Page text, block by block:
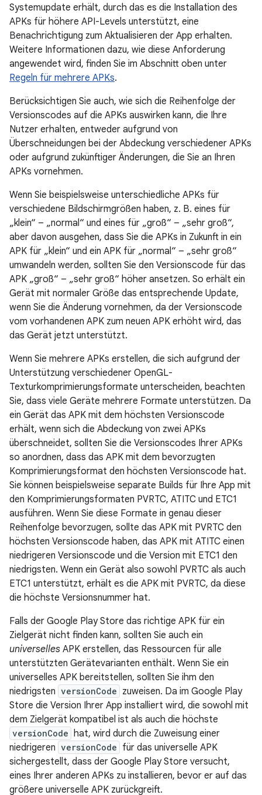
Systemupdate erhält, durch das es die Installation des
APKs für höhere API-Levels unterstützt, eine
Benachrichtigung zum Aktualisieren der App erhalten.
Weitere Informationen dazu, wie diese Anforderung
angewendet wird, finden Sie im Abschnitt oben unter
Regeln für mehrere APKs.
Berücksichtigen Sie auch, wie sich die Reihenfolge der
Versionscodes auf die APKs auswirken kann, die Ihre
Nutzer erhalten, entweder aufgrund von
Überschneidungen bei der Abdeckung verschiedener APKs
oder aufgrund zukünftiger Änderungen, die Sie an Ihren
APKs vornehmen.
Wenn Sie beispielsweise unterschiedliche APKs für
verschiedene Bildschirmgrößen haben, z. B. eines für
„klein“ – „normal“ und eines für „groß“ – „sehr groß“,
aber davon ausgehen, dass Sie die APKs in Zukunft in ein
APK für „klein“ und ein APK für „normal“ – „sehr groß“
umwandeln werden, sollten Sie den Versionscode für das
APK „groß“ – „sehr groß“ höher ansetzen. So erhält ein
Gerät mit normaler Größe das entsprechende Update,
wenn Sie die Änderung vornehmen, da der Versionscode
vom vorhandenen APK zum neuen APK erhöht wird, das
das Gerät jetzt unterstützt.
Wenn Sie mehrere APKs erstellen, die sich aufgrund der
Unterstützung verschiedener OpenGL-
Texturkomprimierungsformate unterscheiden, beachten
Sie, dass viele Geräte mehrere Formate unterstützen. Da
ein Gerät das APK mit dem höchsten Versionscode
erhält, wenn sich die Abdeckung von zwei APKs
überschneidet, sollten Sie die Versionscodes Ihrer APKs
so anordnen, dass das APK mit dem bevorzugten
Komprimierungsformat den höchsten Versionscode hat.
Sie können beispielsweise separate Builds für Ihre App mit
den Komprimierungsformaten PVRTC, ATITC und ETC1
ausführen. Wenn Sie diese Formate in genau dieser
Reihenfolge bevorzugen, sollte das APK mit PVRTC den
höchsten Versionscode haben, das APK mit ATITC einen
niedrigeren Versionscode und die Version mit ETC1 den
niedrigsten. Wenn ein Gerät also sowohl PVRTC als auch
ETC1 unterstützt, erhält es die APK mit PVRTC, da diese
die höchste Versionsnummer hat.
Falls der Google Play Store das richtige APK für ein
Zielgerät nicht finden kann, sollten Sie auch ein
universelles APK erstellen, das Ressourcen für alle
unterstützten Gerätevarianten enthält. Wenn Sie ein
universelles APK bereitstellen, sollten Sie ihm den
niedrigsten versionCode zuweisen. Da im Google Play
Store die Version Ihrer App installiert wird, die sowohl mit
dem Zielgerät kompatibel ist als auch die höchste
versionCode hat, wird durch die Zuweisung einer
niedrigeren versionCode für das universelle APK
sichergestellt, dass der Google Play Store versucht,
eines Ihrer anderen APKs zu installieren, bevor er auf das
größere universelle APK zurückgreift.